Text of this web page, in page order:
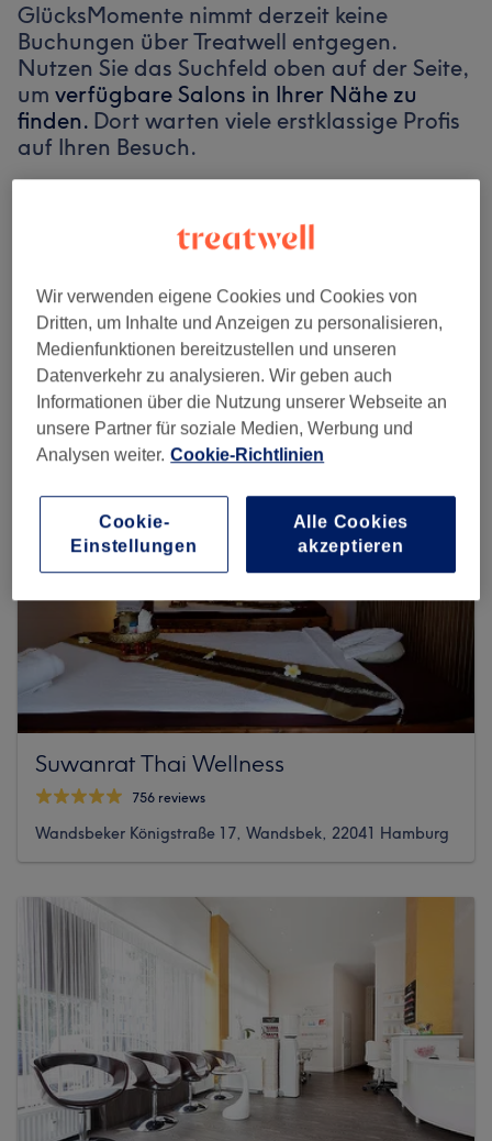
GlücksMomente nimmt derzeit keine
Buchungen über Treatwell entgegen.
Nutzen Sie das Suchfeld oben auf der Seite,
um verfügbare Salons in Ihrer Nähe zu
finden. Dort warten viele erstklassige Profis
auf Ihren Besuch.
Finde die besten Salons in deiner Nähe
Auf Treatwell finden
Suwanrat Thai Wellness
756 reviews
Wandsbeker Königstraße 17, Wandsbek, 22041 Hamburg
Wir verwenden eigene Cookies und Cookies von
Dritten, um Inhalte und Anzeigen zu personalisieren,
Medienfunktionen bereitzustellen und unseren
Datenverkehr zu analysieren. Wir geben auch
Informationen über die Nutzung unserer Webseite an
unsere Partner für soziale Medien, Werbung und
Analysen weiter. Cookie-Richtlinien
Cookie-
Einstellungen
Alle Cookies
akzeptieren